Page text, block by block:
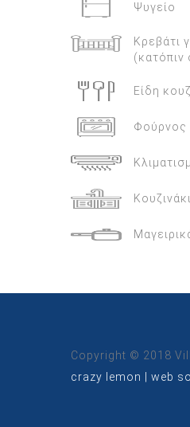
Ψυγείο
Kρεβάτι
(κατόπιν
Είδη
Φούρνος
Κουζινάκι
Copyright © 2018
crazy lemon | web